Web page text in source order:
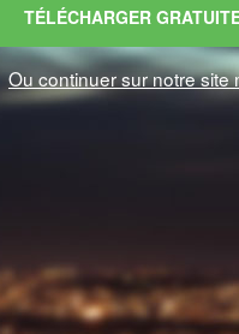
TÉLÉCHARGER
Ou continuer sur notre site